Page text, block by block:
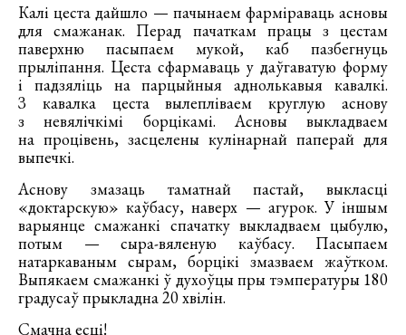
Калі цеста дайшло — пачынаем фарміраваць асновы
для смажанак. Перад пачаткам працы з цестам
паверхню пасыпаем мукой, каб пазбегнуць
прыліпання. Цеста сфармаваць у даўгаватую форму
і падзяліць на парцыйныя аднолькавыя кавалкі.
З кавалка цеста вылепліваем круглую аснову
з невялічкімі борцікамі. Асновы выкладваем
на процівень, засцелены кулінарнай паперай для
выпечкі.
Аснову змазаць таматнай пастай, выкласці
«доктарскую» каўбасу, наверх — агурок. У іншым
варыянце смажанкі спачатку выкладваем цыбулю,
потым — сыра-вяленую каўбасу. Пасыпаем
натаркаваным сырам, борцікі змазваем жаўтком.
Выпякаем смажанкі ў духоўцы пры тэмпературы 180
градусаў прыкладна 20 хвілін.
Смачна есці!